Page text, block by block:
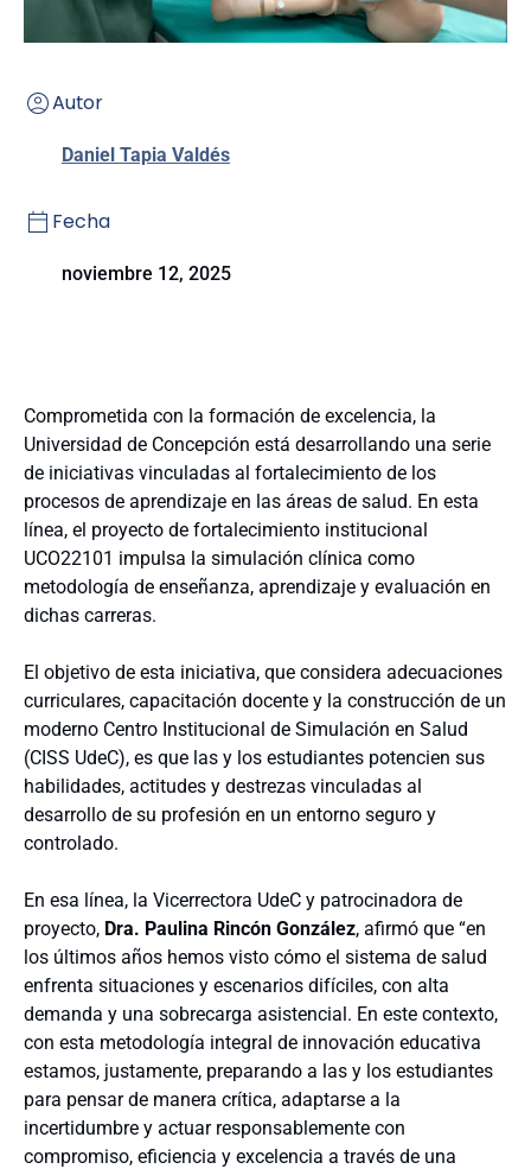
Autor
Daniel Tapia Valdés
Fecha
noviembre 12, 2025
Comprometida con la formación de excelencia, la
Universidad de Concepción está desarrollando una serie
de iniciativas vinculadas al fortalecimiento de los
procesos de aprendizaje en las áreas de salud. En esta
línea, el proyecto de fortalecimiento institucional
UCO22101 impulsa la simulación clínica como
metodología de enseñanza, aprendizaje y evaluación en
dichas carreras.
El objetivo de esta iniciativa, que considera adecuaciones
curriculares, capacitación docente y la construcción de un
moderno Centro Institucional de Simulación en Salud
(CISS UdeC), es que las y los estudiantes potencien sus
habilidades, actitudes y destrezas vinculadas al
desarrollo de su profesión en un entorno seguro y
controlado.
En esa línea, la Vicerrectora UdeC y patrocinadora de
proyecto, Dra. Paulina Rincón González, afirmó que “en
los últimos años hemos visto cómo el sistema de salud
enfrenta situaciones y escenarios difíciles, con alta
demanda y una sobrecarga asistencial. En este contexto,
con esta metodología integral de innovación educativa
estamos, justamente, preparando a las y los estudiantes
para pensar de manera crítica, adaptarse a la
incertidumbre y actuar responsablemente con
compromiso, eficiencia y excelencia a través de una